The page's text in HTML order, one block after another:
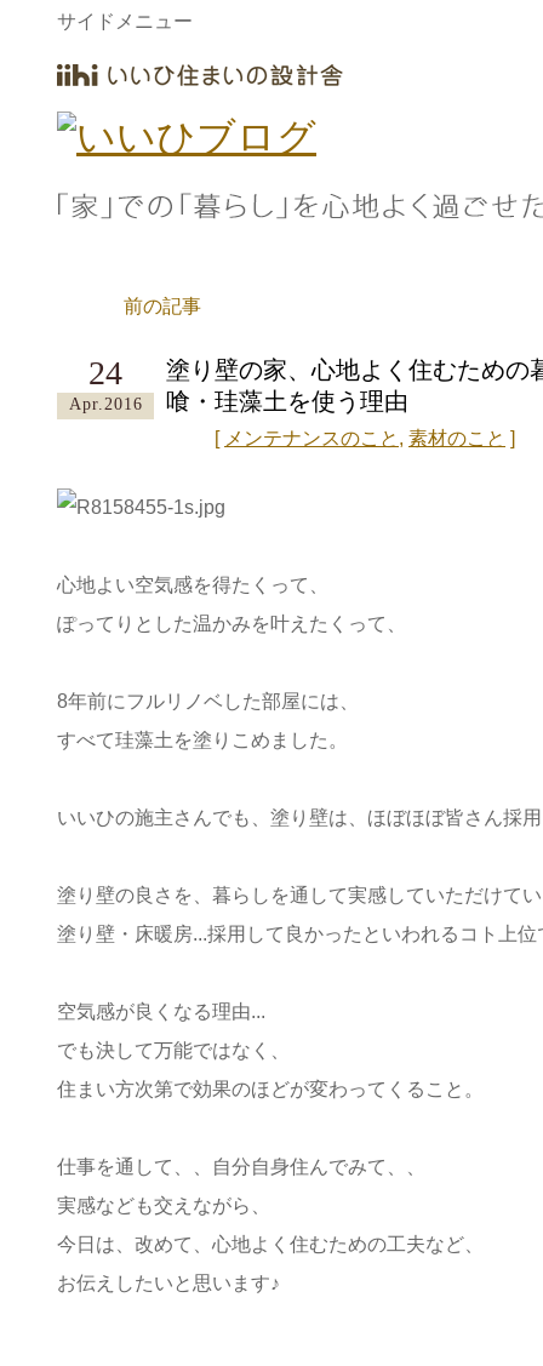
サイドメニュー
前の記事
塗り壁の家、心地よく住むための
喰・珪藻土を使う理由
24
Apr.2016
[ メンテナンスのこと , 素材のこと ]
心地よい空気感を得たくって、
ぽってりとした温かみを叶えたくって、
8年前にフルリノベした部屋には、
すべて珪藻土を塗りこめました。
いいひの施主さんでも、塗り壁は、 ほぼほぼ皆さん採
塗り壁の良さを、暮らしを通して実感していただけて
塗り壁・床暖房...採用して良かったといわれるコト上位
空気感が良くなる理由...
でも決して万能ではなく、
住まい方次第で効果のほどが変わってくること。
仕事を通して、、自分自身住んでみて、、
実感なども交えながら、
今日は、改めて、心地よく住むための工夫など、
お伝えしたいと思います♪